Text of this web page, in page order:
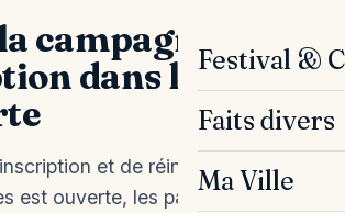
Festival &
Faits divers
Ma Ville
campagne
dans les écoles
et de réinscription dans les
est ouverte, les parents peuvent